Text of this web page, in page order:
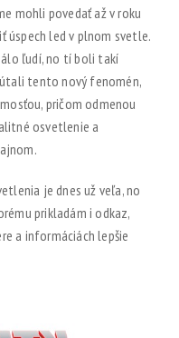
mohli povedať až v roku
úspech led v plnom svetle.
ľudí, no tí boli takí
tento nový fenomén,
pričom odmenou
osvetlenie a
je dnes už veľa, no
prikladám i odkaz,
a informáciách lepšie